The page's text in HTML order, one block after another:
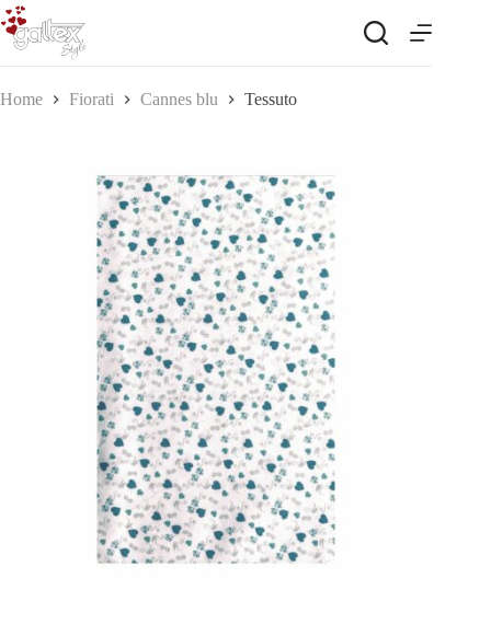
Salta
al
contenuto
Home Fiorati Cannes blu Tessuto